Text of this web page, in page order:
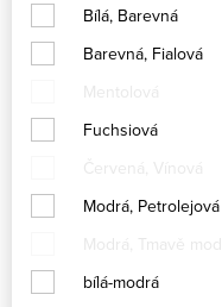
Bílá, Barevná
Barevná, Fialová
Mentolová
Fuchsiová
Červená, Vínová
Modrá, Petrolejová
Modrá, Tmavě modá
bílá-modrá